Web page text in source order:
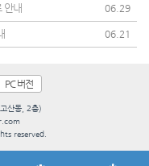
안내 06.29
06.21
PC 버전
산동, 2층)
reserved.